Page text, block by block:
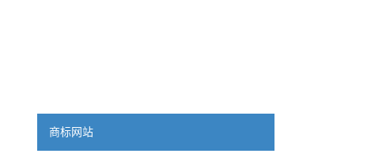
商标网站